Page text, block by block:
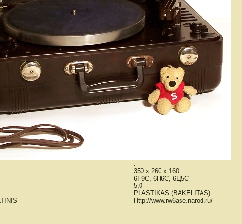
.
350 x 260 x 160
6Н9С, 6П6С, 6Ц5С
5,0
PLASTIKAS (BAKELITAS)
Http://www.rw6ase.narod.ru/
-
.